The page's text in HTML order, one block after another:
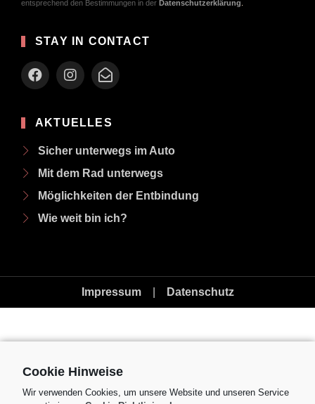
AKTUELLES
Sicher unterwegs im Auto
Mit dem Rad unterwegs
Möglichkeiten der Entbindung
Wie weit bin ich?
STAY IN CONTACT
entsprechend den Bestimmungen in der Datenschutzerklärung
Impressum Datenschutz
Cookie Hinweise
Wir verwenden Cookies, um unsere Website und unseren Service